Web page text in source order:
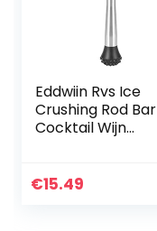
Eddwiin Rvs Ice
Crushing Rod Bar
Cocktail Wijn
Gereedschap(100
€15.49